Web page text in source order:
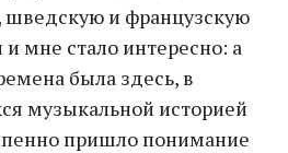
и французскую
мне стало интересно: а
была здесь, в
музыкальной историей
пришло понимание